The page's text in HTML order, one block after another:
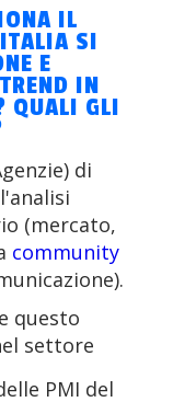
IL
SI
E
IN
QUALI GLI
di
(mercato,
community
questo
settore
PMI del